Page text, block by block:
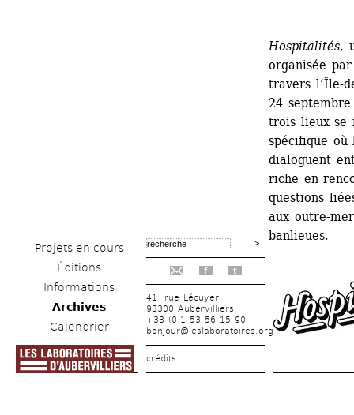
Projets en cours
Éditions
Informations
Archives
Calendrier
f t
41, rue Lécuyer
93300 Aubervilliers
+33 (0)1 53 56 15 90
bonjour@leslaboratoires.org
crédits
---------------------
Hospitalités,
organisée
travers l’Île-
24
trois lieux se
spécifique où
dialoguent
riche en
questions
aux outre-
banlieues.